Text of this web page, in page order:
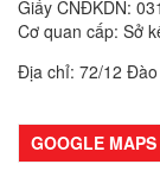
Giấy CNĐKDN:
Cơ quan cấp: Sở
Địa chỉ: 72/12 Đào
GOOGLE MAPS